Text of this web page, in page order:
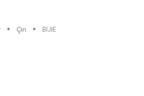
Çin BIJIE